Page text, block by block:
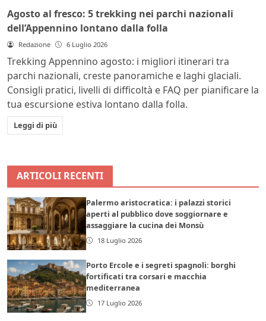
Agosto al fresco: 5 trekking nei parchi nazionali
dell’Appennino lontano dalla folla
Redazione 6 Luglio 2026
Trekking Appennino agosto: i migliori itinerari tra
parchi nazionali, creste panoramiche e laghi glaciali.
Consigli pratici, livelli di difficoltà e FAQ per pianificare la
tua escursione estiva lontano dalla folla.
Leggi di più
ARTICOLI RECENTI
Palermo aristocratica: i palazzi storici
aperti al pubblico dove soggiornare e
assaggiare la cucina dei Monsù
18 Luglio 2026
Porto Ercole e i segreti spagnoli: borghi
fortificati tra corsari e macchia
mediterranea
17 Luglio 2026